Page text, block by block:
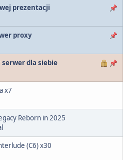
prezentacji
proxy
dla siebie
x7
Reborn in 2025
(C6) x30